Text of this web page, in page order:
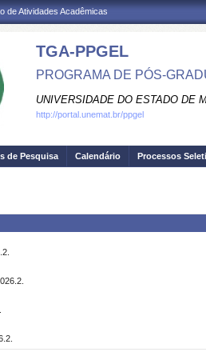
de Atividades Acadêmicas
TGA-PPGEL
PROGRAMA DE PÓS-
UNIVERSIDADE DO ESTADO DE
http://portal.unemat.br/ppgel
de Pesquisa Calendário Processos